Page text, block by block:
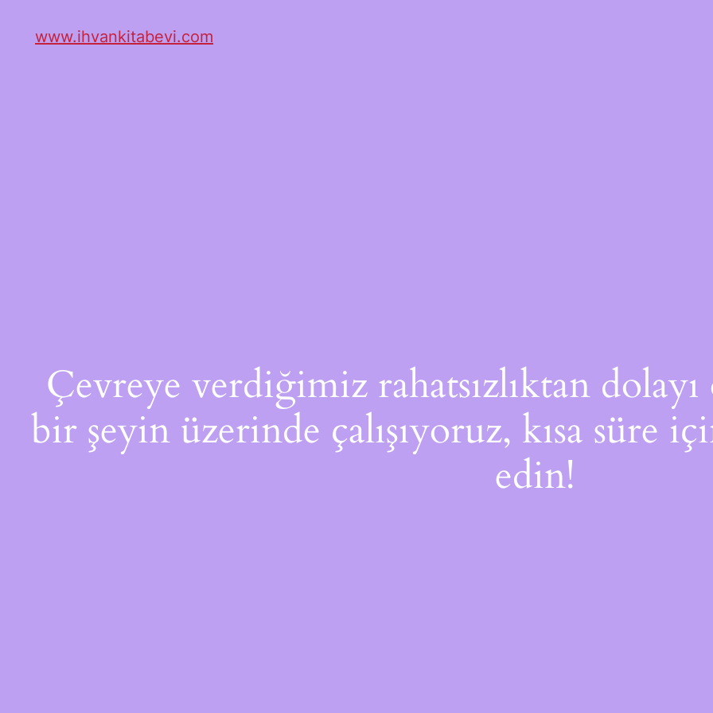
www.ihvankitabevi.com
Çevreye verdiğimiz rahatsızlıktan
bir şeyin üzerinde çalışıyoruz, kısa süre
edin!